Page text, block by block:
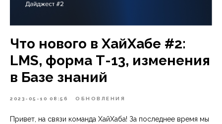
Что нового в ХайХабе #2:
LMS, форма Т-13, изменения
в Базе знаний
2023-05-10 08:56 ОБНОВЛЕНИЯ
Привет, на связи команда ХайХаба! За последнее время мы